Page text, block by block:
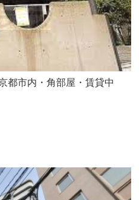
都市内・角部屋・賃貸中